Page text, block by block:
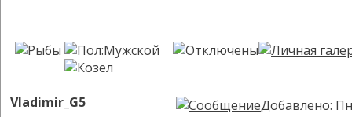
Vladimir_G5 Добавлено: